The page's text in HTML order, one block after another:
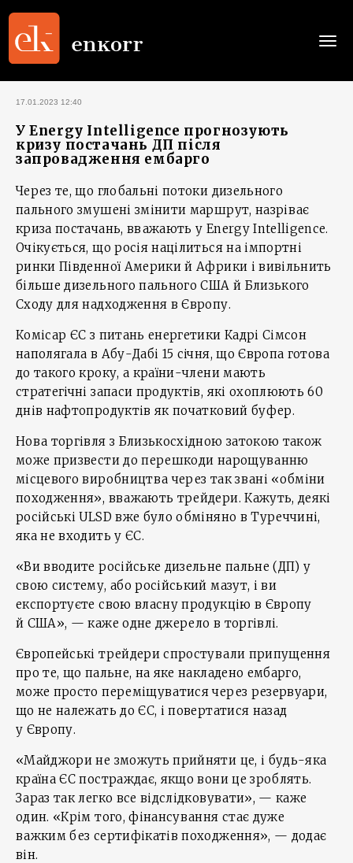
17.01.2023 12:40
У Energy Intelligence прогнозують
кризу постачань ДП після
запровадження ембарго
Через те, що глобальні потоки дизельного
пального змушені змінити маршрут, назріває
криза постачань, вважають у Energy Intelligence.
Очікується, що росія націлиться на імпортні
ринки Південної Америки й Африки і вивільнить
більше дизельного пального США й Близького
Сходу для надходження в Європу.
Комісар ЄС з питань енергетики Кадрі Сімсон
наполягала в Абу-Дабі 15 січня, що Європа готова
до такого кроку, а країни-члени мають
стратегічні запаси продуктів, які охоплюють 60
днів нафтопродуктів як початковий буфер.
Нова торгівля з Близькосхідною затокою також
може призвести до перешкоди нарощуванню
місцевого виробництва через так звані «обміни
походження», вважають трейдери. Кажуть, деякі
російські ULSD вже було обміняно в Туреччині,
яка не входить у ЄС.
«Ви вводите російське дизельне пальне (ДП) у
свою систему, або російський мазут, і ви
експортуєте свою власну продукцію в Європу
й США», — каже одне джерело в торгівлі.
Європейські трейдери спростували припущення
про те, що пальне, на яке накладено ембарго,
може просто переміщуватися через резервуари,
що не належать до ЄС, і повертатися назад
у Європу.
«Майджори не зможуть прийняти це, і будь-яка
країна ЄС постраждає, якщо вони це зроблять.
Зараз так легко все відслідковувати», — каже
один. «Крім того, фінансування стає дуже
важким без сертифікатів походження», — додає
він.